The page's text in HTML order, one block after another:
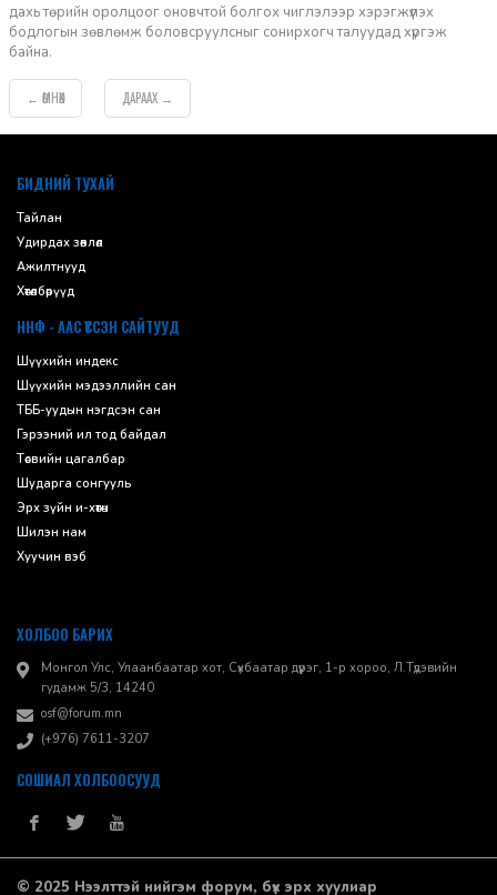
дахь төрийн оролцоог оновчтой болгох чиглэлээр хэрэгжүүлэх
бодлогын зөвлөмж боловсруулсныг сонирхогч талуудад хүргэж
байна.
← ӨМНӨХ ДАРААХ →
БИДНИЙ ТУХАЙ
Тайлан
Удирдах зөвлөл
Ажилтнууд
Хөтөлбөрүүд
ННФ - ААС ҮҮССЭН САЙТУУД
Шүүхийн индекс
Шүүхийн мэдээллийн сан
ТББ-уудын нэгдсэн сан
Гэрээний ил тод байдал
Төсвийн цагалбар
Шударга сонгууль
Эрх зүйн и-хөтөч
Шилэн нам
Хуучин вэб
ХОЛБОО БАРИХ
Монгол Улс, Улаанбаатар хот, Сүхбаатар дүүрэг, 1-р хороо, ​Л.Түдэвийн
гудамж 5/3, 14240
osf@forum.mn
(+976) 7611-3207
СОШИАЛ ХОЛБООСУУД
© 2025 Нээлттэй нийгэм форум, бүх эрх хуулиар